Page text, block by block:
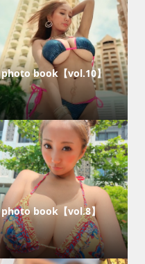
photo book【vol.10】
photo book【vol.8】